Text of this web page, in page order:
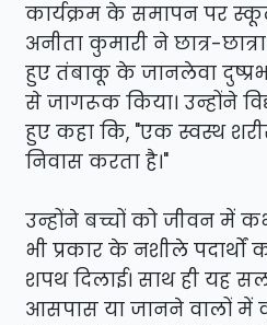
कार्यक्रम के समापन पर
अनीता कुमारी ने छात्र-
हुए तंबाकू के जानलेवा
से जागरूक किया। उन्होंने
हुए कहा कि, "एक स्वस्थ
निवास करता है।"
उन्होंने बच्चों को जीवन में
भी प्रकार के नशीले
शपथ दिलाई। साथ ही यह
आसपास या जानने वालों में